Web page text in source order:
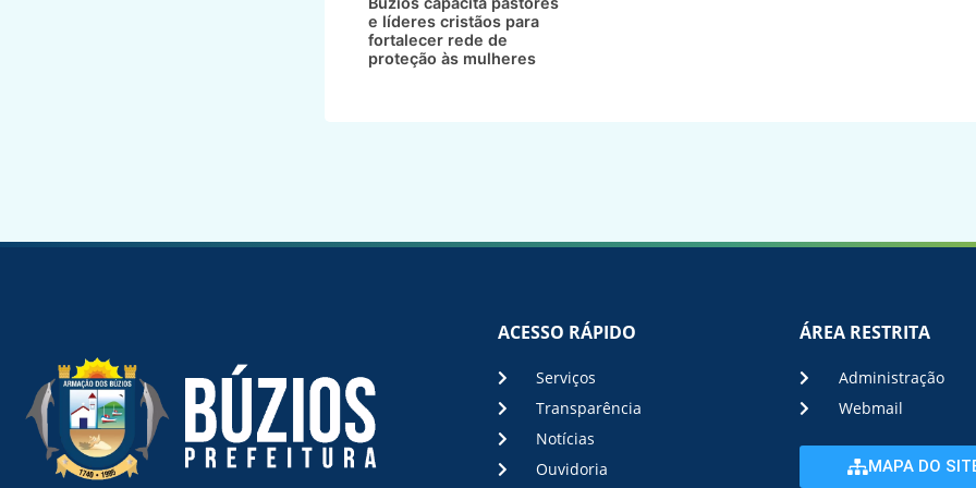
e líderes cristãos para
fortalecer rede de
proteção às mulheres
ACESSO RÁPIDO
Serviços
Transparência
Notícias
Ouvidoria
ÁREA RESTRITA
Administração
Webmail
MAPA DO